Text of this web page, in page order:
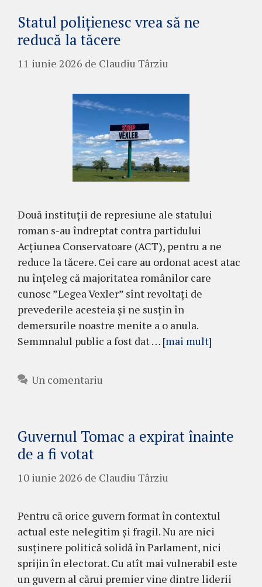
Statul polițienesc vrea să ne
reducă la tăcere
11 iunie 2026 de Claudiu Târziu
Două instituții de represiune ale statului
roman s-au îndreptat contra partidului
Acțiunea Conservatoare (ACT), pentru a ne
reduce la tăcere. Cei care au ordonat acest atac
nu înțeleg că majoritatea românilor care
cunosc ”Legea Vexler” sînt revoltați de
prevederile acesteia și ne susțin în
demersurile noastre menite a o anula.
Semmnalul public a fost dat … [mai mult]
Un comentariu
Guvernul Tomac a expirat înainte
de a fi votat
10 iunie 2026 de Claudiu Târziu
Pentru că orice guvern format în contextul
actual este nelegitim și fragil. Nu are nici
susținere politică solidă în Parlament, nici
sprijin în electorat. Cu atît mai vulnerabil este
un guvern al cărui premier vine dintre liderii